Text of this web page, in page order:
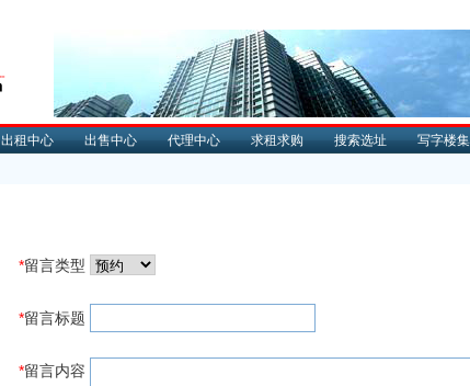
出租中心 出售中心 代理中心 求租求购 搜索选址 写字楼集
*留言类型
*留言标题
*留言内容